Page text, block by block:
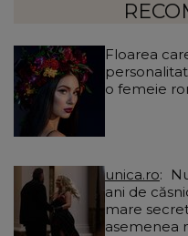
Floarea
o femeie
unica.ro
ani de
mare
asemenea